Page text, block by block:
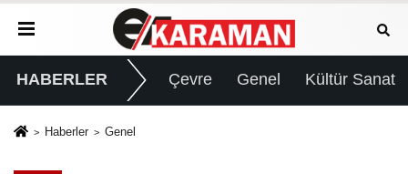
HABERLER Çevre Genel Kültür Sanat
Haberler Genel